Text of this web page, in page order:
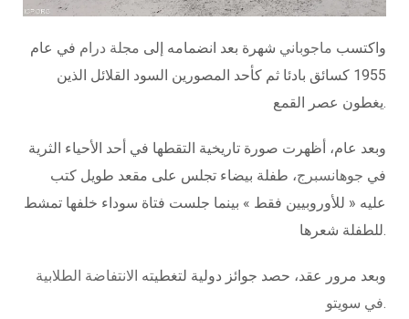
واكتسب ماجوباني شهرة بعد انضمامه إلى مجلة درام في عام
1955 كسائق بادئا ثم كأحد المصورين السود القلائل الذين
وبعد عام، أظهرت صورة تاريخية التقطها في أحد الأحياء الثرية
في جوهانسبرج، طفلة بيضاء تجلس على مقعد طويل كتب
عليه « للأوروبيين فقط » بينما جلست فتاة سوداء خلفها تمشط
وبعد مرور عقد، حصد جوائز دولية لتغطيته الانتفاضة الطلابية
في سويتو